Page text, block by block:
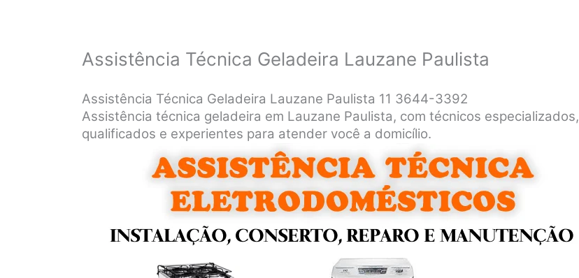
Assistência Técnica Geladeira Lauzane Paulista
Assistência Técnica Geladeira Lauzane Paulista 11 3644-3392
Assistência técnica geladeira em Lauzane Paulista, com técnicos especializados,
qualificados e experientes para atender você a domicílio.